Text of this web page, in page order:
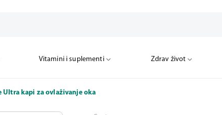
Vitamini i suplementi Zdrav život
Ultra kapi za ovlaživanje oka